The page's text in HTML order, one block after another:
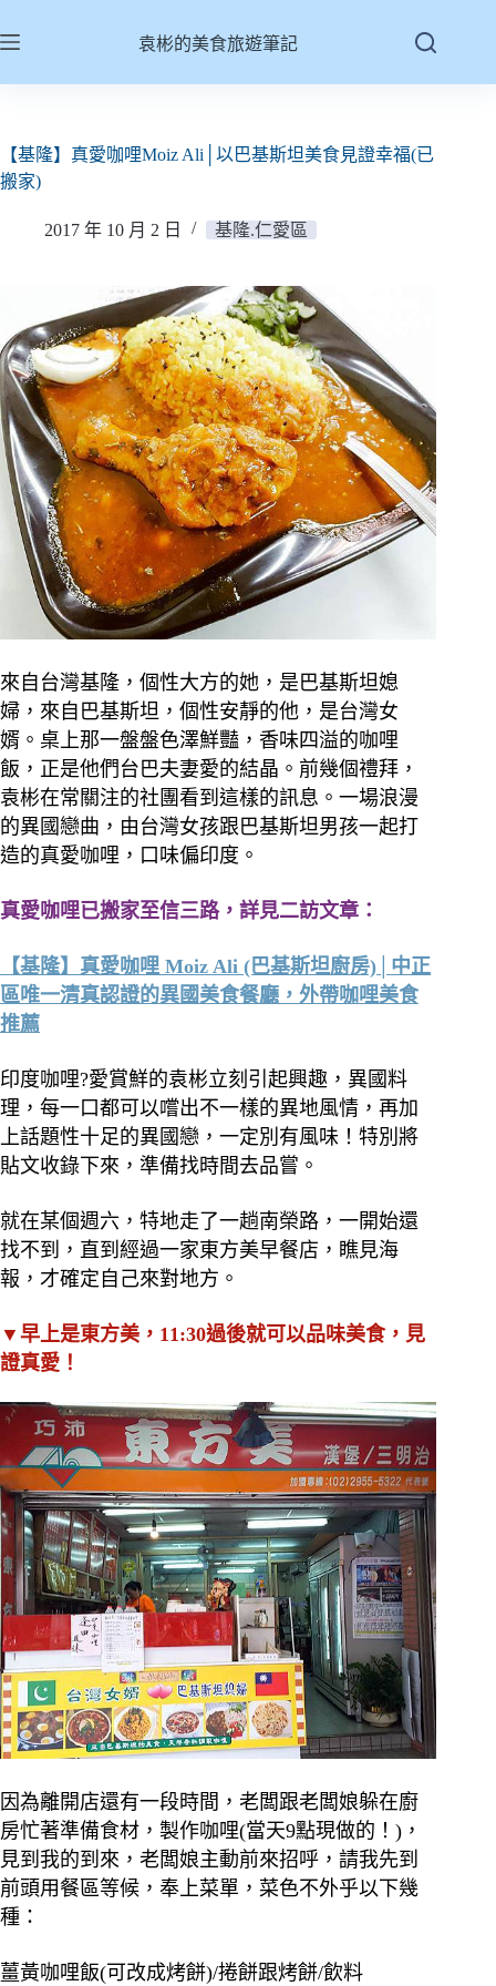
至
容
袁彬的美食旅遊筆記
【基隆】真愛咖哩Moiz Ali│以巴基斯坦美食見證幸福(已
搬家)
2017 年 10 月 2 日 基隆.仁愛區
來自台灣基隆，個性大方的她，是巴基斯坦媳
婦，來自巴基斯坦，個性安靜的他，是台灣女
婿。 桌上那一盤盤色澤鮮豔，香味四溢的咖哩
飯，正是他們台巴夫妻愛的結晶。 前幾個禮拜，
袁彬在常關注的社團看到這樣的訊息。一場浪漫
的異國戀曲，由台灣女孩跟巴基斯坦男孩一起打
造的真愛咖哩，口味偏印度。
真愛咖哩已搬家至信三路，詳見二訪文章：
【基隆】真愛咖哩 Moiz Ali (巴基斯坦廚房)│中正
區唯一清真認證的異國美食餐廳，外帶咖哩美食
推薦
印度咖哩?愛賞鮮的袁彬立刻引起興趣，異國料
理，每一口都可以嚐出不一樣的異地風情，再加
上話題性十足的異國戀，一定別有風味！特別將
貼文收錄下來，準備找時間去品嘗。
就在某個週六，特地走了一趟南榮路，一開始還
找不到，直到經過一家東方美早餐店，瞧見海
報，才確定自己來對地方。
▼早上是東方美，11:30過後就可以品味美食，見
證真愛！
因為離開店還有一段時間，老闆跟老闆娘躲在廚
房忙著準備食材，製作咖哩(當天9點現做的！)，
見到我的到來，老闆娘主動前來招呼，請我先到
前頭用餐區等候，奉上菜單，菜色不外乎以下幾
種：
薑黃咖哩飯(可改成烤餅)/捲餅跟烤餅/飲料